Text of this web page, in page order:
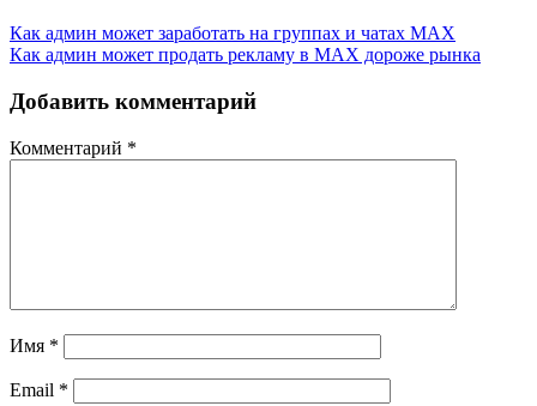
Как админ может заработать на группах и чатах MAX
Как админ может продать рекламу в MAX дороже рынка
Добавить комментарий
Комментарий *
Имя *
Email *